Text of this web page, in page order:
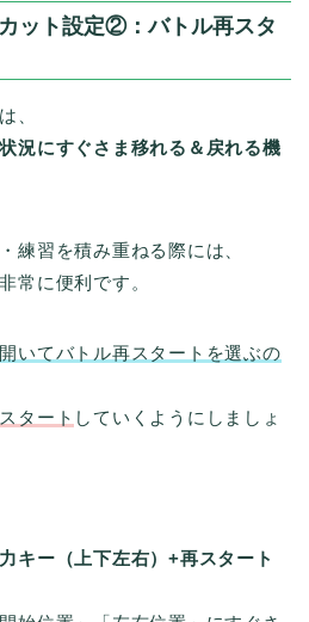
ット設定②：バトル再スタ
、
況にすぐさま移れる＆戻れる機
練習を積み重ねる際には、
常に便利です。
いてバトル再スタートを選ぶの
タート していくようにしましょ
キー（上下左右）+再スタート